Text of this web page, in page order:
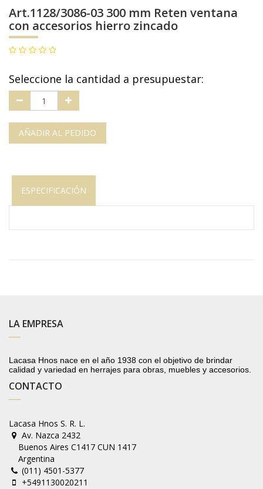
Art.1128/3086-03 300 mm Reten ventana
con accesorios hierro zincado
Seleccione la cantidad a presupuestar:
AÑADIR AL PEDIDO
ESPECIFICACIÓN
LA EMPRESA
Lacasa Hnos nace en el año 1938 con el objetivo de brindar
calidad y variedad en herrajes para obras, muebles y accesorios.
CONTACTO
Lacasa Hnos S. R. L.
Av. Nazca 2432
Buenos Aires C1417 CUN 1417
Argentina
(011) 4501-5377
+5491130020211